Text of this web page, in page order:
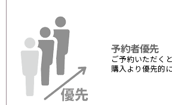
予約者優先
ご予約いただく
購入より優先的